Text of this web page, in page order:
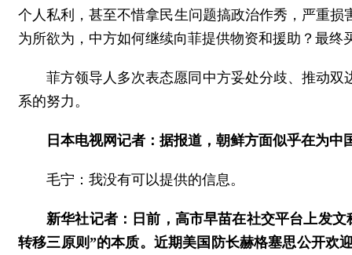
个人私利，甚至不惜拿民生问题搞政治作秀，严重
为所欲为，中方如何继续向菲提供物资和援助？最终
菲方领导人多次表态愿同中方妥处分歧、推动
系的努力。
日本电视网记者：据报道，朝鲜方面似乎在为
毛宁：我没有可以提供的信息。
新华社记者：日前，高市早苗在社交平台上发
转移三原则”的本质。近期美国防长赫格塞思公开欢